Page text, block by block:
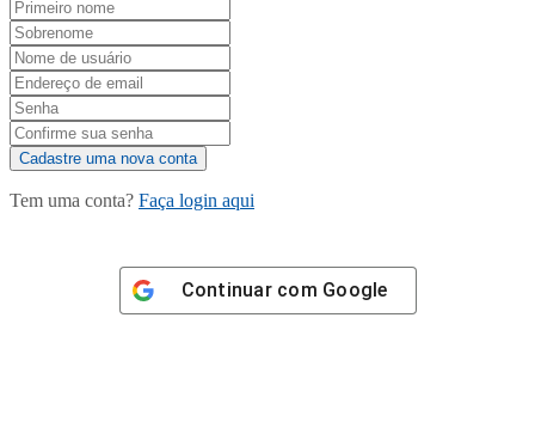
Tem uma conta? Faça login aqui
Continuar com Google